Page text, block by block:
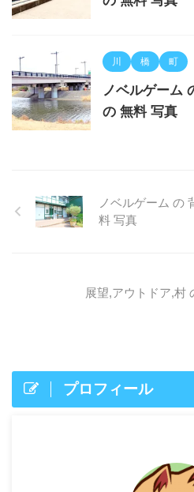
川 橋 町
ノベルゲーム
の 無料 写真
ノベルゲーム の
料 写真
展望,アウトドア,村
プロフィール